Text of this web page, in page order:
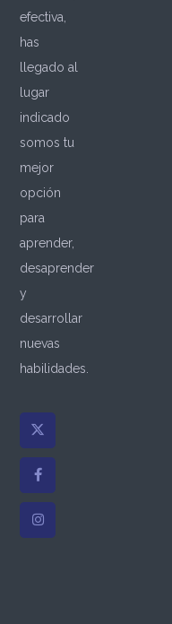
efectiva,
has
llegado al
lugar
indicado
somos tu
mejor
opción
para
aprender,
desaprender
y
desarrollar
nuevas
habilidades.